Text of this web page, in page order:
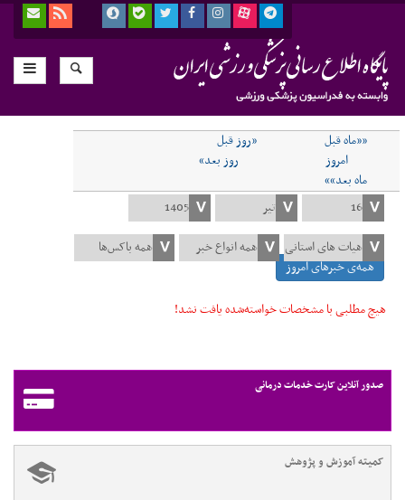
««ماه قبل
«روز قبل
امروز
روز بعد»
ماه بعد»»
همه‌ی خبرهای امروز
هیچ مطلبی با مشخصات خواسته‌شده یافت نشد!
صدور آنلاین کارت خدمات درمانی
کمیته آموزش و پژوهش